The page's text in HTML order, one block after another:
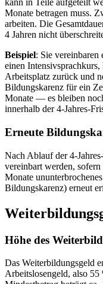
kann in Teile aufgeteilt
Monate betragen muss.
arbeiten. Die
4 Jahren nicht
Beispiel: Sie
einen
Arbeitsplatz zurück und
Bildungskarenz für ein
Monate — es bleiben
innerhalb der 4-Jahres-
Erneute
Nach Ablauf der 4-
vereinbart werden, sofern
Monate
Bildungskarenz) erneut
Höhe des
Das Weiterbildungsgeld
Arbeitslosengeld, also